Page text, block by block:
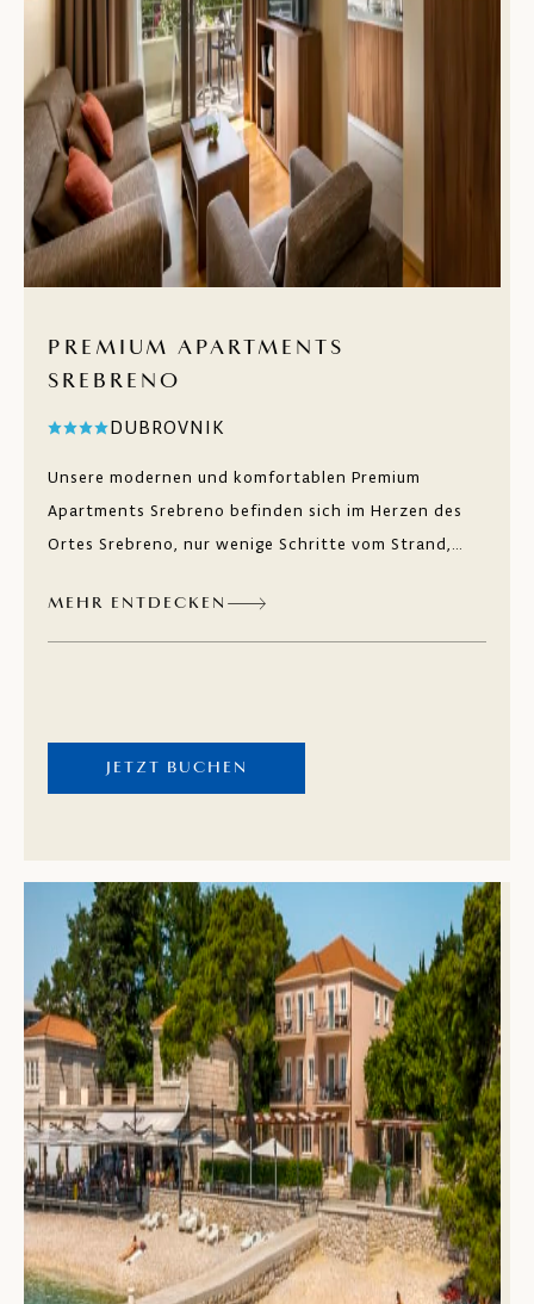
PREMIUM APARTMENTS
SREBRENO
DUBROVNIK
Unsere modernen und komfortablen Premium
Apartments Srebreno befinden sich im Herzen des
Ortes Srebreno, nur wenige Schritte vom Strand,
Einrichtungen, ebenso nur 9 Kilometer von
Dubrovnik entfernt. Neben Privatsphäre und Ruhe,
und einer malerischen Promenade. Entdecken Sie
regionale Spezialitäten in den Restaurants am Meer.
MEHR ENTDECKEN
JETZT BUCHEN